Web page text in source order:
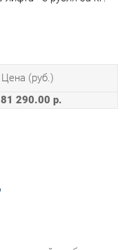
290.00 р.
ручка и